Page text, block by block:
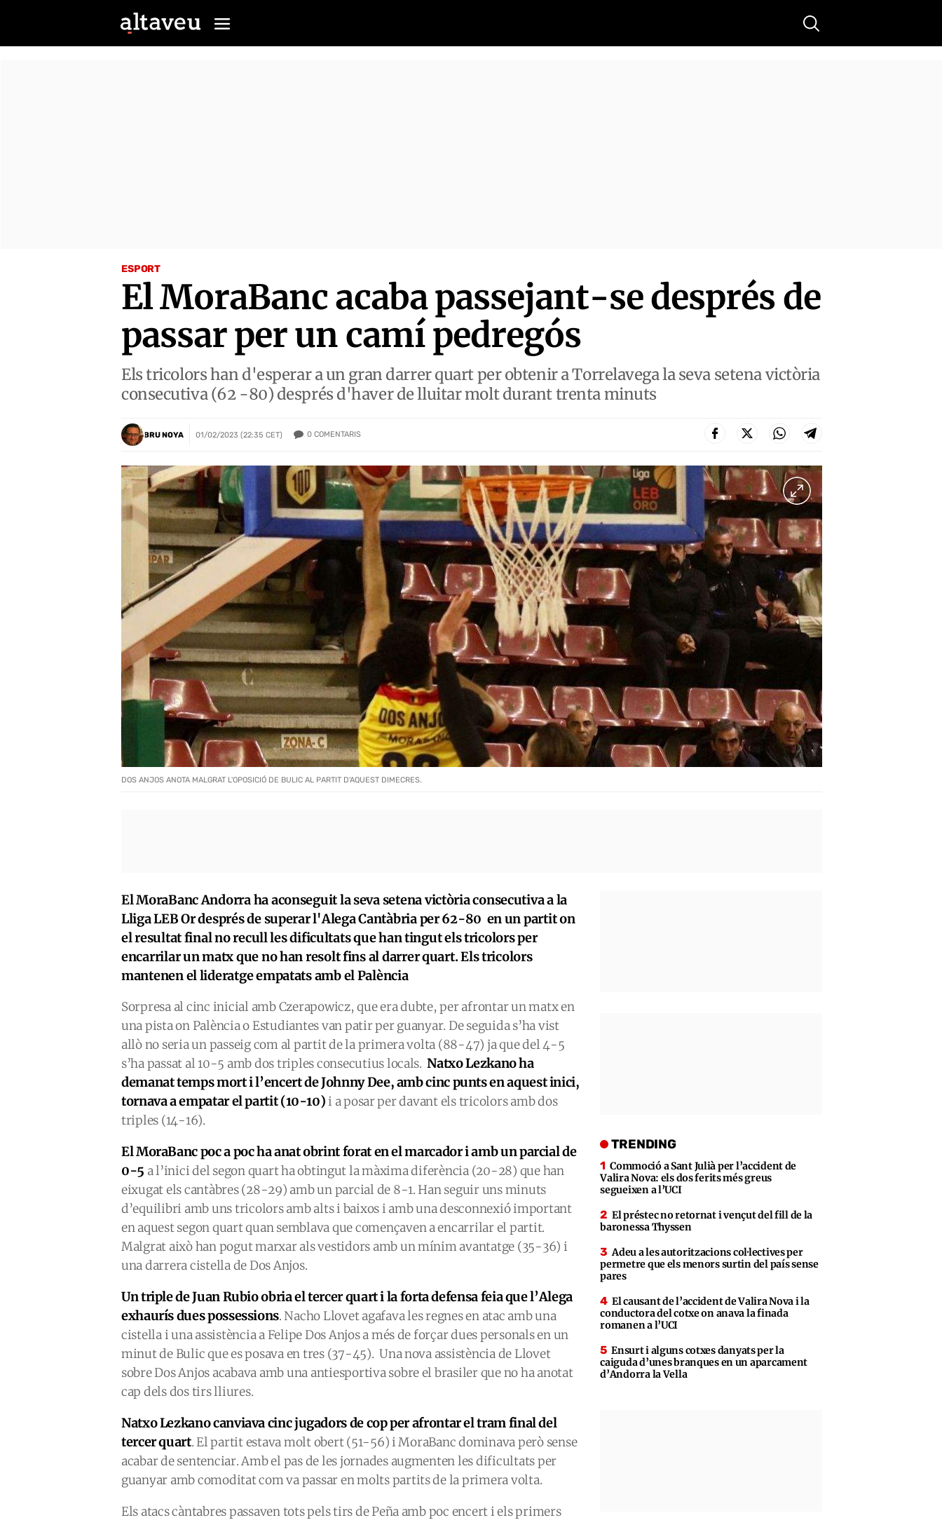
Buscar
ESPORT
El MoraBanc acaba passejant-se després de
passar per un camí pedregós
Els tricolors han d'esperar a un gran darrer quart per obtenir a Torrelavega la seva setena victòria
consecutiva (62 -80) després d'haver de lluitar molt durant trenta minuts
BRU NOYA 01/02/2023 (22:35 CET) 0 COMENTARIS
DOS ANJOS ANOTA MALGRAT L'OPOSICIÓ DE BULIC AL PARTIT D'AQUEST DIMECRES.
El MoraBanc Andorra ha aconseguit la seva setena victòria consecutiva a la
Lliga LEB Or després de superar l'Alega Cantàbria per 62-80 en un partit on
el resultat final no recull les dificultats que han tingut els tricolors per
encarrilar un matx que no han resolt fins al darrer quart. Els tricolors
mantenen el lideratge empatats amb el Palència
Sorpresa al cinc inicial amb Czerapowicz, que era dubte, per afrontar un matx en
una pista on Palència o Estudiantes van patir per guanyar. De seguida s’ha vist
allò no seria un passeig com al partit de la primera volta (88-47) ja que del 4-5
s’ha passat al 10-5 amb dos triples consecutius locals.Natxo Lezkano ha
demanat temps mort i l’encert de Johnny Dee, amb cinc punts en aquest inici,
tornava a empatar el partit (10-10)i a posar per davant els tricolors amb dos
triples (14-16).
El MoraBanc poc a poc ha anat obrint forat en el marcador i amb un parcial de
0-5 a l’inici del segon quart ha obtingut la màxima diferència (20-28) que han
eixugat els cantàbres (28-29) amb un parcial de 8-1. Han seguir uns minuts
d’equilibri amb uns tricolors amb alts i baixos i amb una desconnexió important
en aquest segon quart quan semblava que començaven a encarrilar el partit.
Malgrat això han pogut marxar als vestidors amb un mínim avantatge (35-36) i
una darrera cistella de Dos Anjos.
Un triple de Juan Rubio obria el tercer quart i la forta defensa feia que l’Alega
exhaurís dues possessions. Nacho Llovet agafava les regnes en atac amb una
cistella i una assistència a Felipe Dos Anjos a més de forçar dues personals en un
minut de Bulic que es posava en tres (37-45). Una nova assistència de Llovet
sobre Dos Anjos acabava amb una antiesportiva sobre el brasiler que no ha anotat
cap dels dos tirs lliures.
Natxo Lezkano canviava cinc jugadors de cop per afrontar el tram final del
tercer quart. El partit estava molt obert (51-56) i MoraBanc dominava però sense
acabar de sentenciar. Amb el pas de les jornades augmenten les dificultats per
guanyar amb comoditat com va passar en molts partits de la primera volta.
Els atacs càntabres passaven tots pels tirs de Peña amb poc encert i els primers
TRENDING
Commoció a Sant Julià per l’accident de
Valira Nova: els dos ferits més greus
segueixen a l’UCI
El préstec no retornat i vençut del fill de la
baronessa Thyssen
Adeu a les autoritzacions col·lectives per
permetre que els menors surtin del país sense
pares
El causant de l’accident de Valira Nova i la
conductora del cotxe on anava la finada
romanen a l’UCI
Ensurt i alguns cotxes danyats per la
caiguda d’unes branques en un aparcament
d’Andorra la Vella